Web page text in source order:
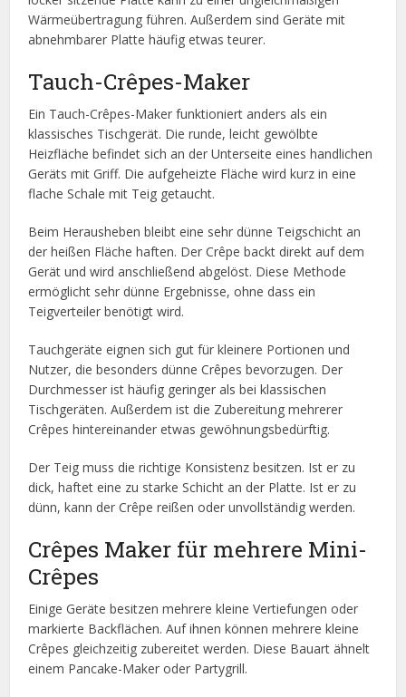
Wärmeübertragung führen. Außerdem sind Geräte mit
abnehmbarer Platte häufig etwas teurer.
Tauch-Crêpes-Maker
Ein Tauch-Crêpes-Maker funktioniert anders als ein
klassisches Tischgerät. Die runde, leicht gewölbte
Heizfläche befindet sich an der Unterseite eines handlichen
Geräts mit Griff. Die aufgeheizte Fläche wird kurz in eine
flache Schale mit Teig getaucht.
Beim Herausheben bleibt eine sehr dünne Teigschicht an
der heißen Fläche haften. Der Crêpe backt direkt auf dem
Gerät und wird anschließend abgelöst. Diese Methode
ermöglicht sehr dünne Ergebnisse, ohne dass ein
Teigverteiler benötigt wird.
Tauchgeräte eignen sich gut für kleinere Portionen und
Nutzer, die besonders dünne Crêpes bevorzugen. Der
Durchmesser ist häufig geringer als bei klassischen
Tischgeräten. Außerdem ist die Zubereitung mehrerer
Crêpes hintereinander etwas gewöhnungsbedürftig.
Der Teig muss die richtige Konsistenz besitzen. Ist er zu
dick, haftet eine zu starke Schicht an der Platte. Ist er zu
dünn, kann der Crêpe reißen oder unvollständig werden.
Crêpes Maker für mehrere Mini-
Crêpes
Einige Geräte besitzen mehrere kleine Vertiefungen oder
markierte Backflächen. Auf ihnen können mehrere kleine
Crêpes gleichzeitig zubereitet werden. Diese Bauart ähnelt
einem Pancake-Maker oder Partygrill.